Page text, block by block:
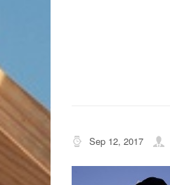
Sep 12, 2017